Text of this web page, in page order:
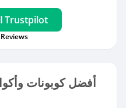
اطلع على آراء عملائنا على Trustpilot
أفضل كوبونات